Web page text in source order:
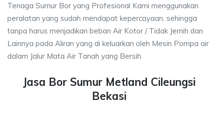
Tenaga Sumur Bor yang Profesional Kami menggunakan
peralatan yang sudah mendapat kepercayaan, sehingga
tanpa harus menjadikan beban Air Kotor / Tidak Jernih dan
Lainnya pada Aliran yang di keluarkan oleh Mesin Pompa air
dalam Jalur Mata Air Tanah yang Bersih.
Jasa Bor Sumur Metland Cileungsi
Bekasi